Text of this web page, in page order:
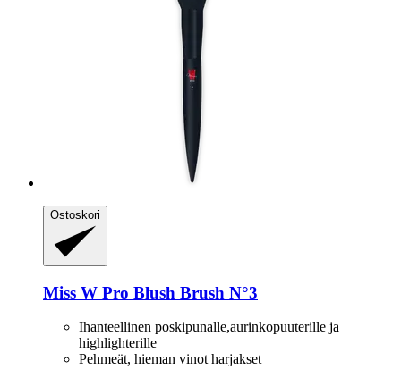
Ostoskori
Miss W Pro Blush Brush N°3
Ihanteellinen poskipunalle,aurinkopuuterille ja
highlighterille
Pehmeät, hieman vinot harjakset